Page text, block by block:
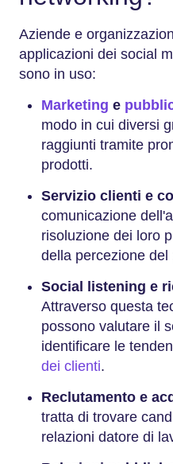
Aziende e
applicazioni dei social
sono in uso:
Marketing e
modo in cui diversi
raggiunti tramite
prodotti.
Servizio clienti e
comunicazione
risoluzione dei loro
della percezione del
Social listening e
Attraverso questa
possono valutare il
identificare le
dei clienti.
Reclutamento e
tratta di trovare
relazioni datore di